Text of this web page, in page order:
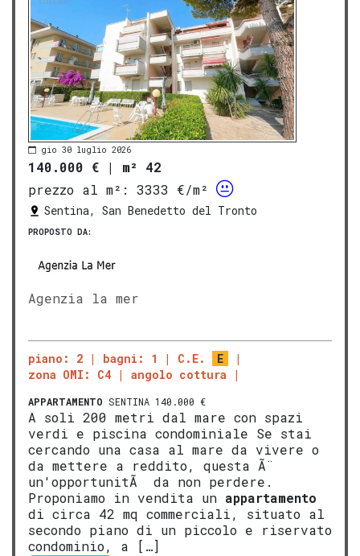
gio 30 luglio 2026
140.000 € | m² 42
prezzo al m²:
3333 €/m²
Sentina, San Benedetto del Tronto
PROPOSTO DA:
Agenzia la mer
piano: 2 bagni: 1 C.E.
E
zona OMI: C4
angolo cottura
APPARTAMENTO SENTINA 140.000 €
A soli 200 metri dal mare con spazi
verdi e piscina condominiale Se stai
cercando una casa al mare da vivere o
da mettere a reddito, questa Ã¨
un'opportunitÃ da non perdere.
Proponiamo in vendita un appartamento
di circa 42 mq commerciali, situato al
secondo piano di un piccolo e riservato
condominio, a […]